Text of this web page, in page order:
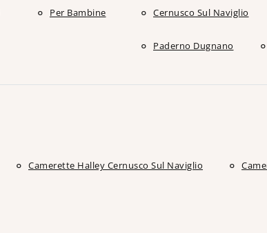
Per Bambine Cernusco Sul Naviglio
Paderno Dugnano
Camerette Halley Cernusco Sul Naviglio